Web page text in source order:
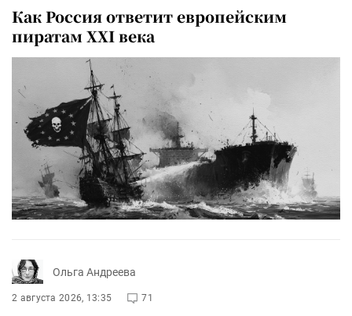
Как Россия ответит европейским
пиратам XXI века
Ольга Андреева
2 августа 2026, 13:35 71